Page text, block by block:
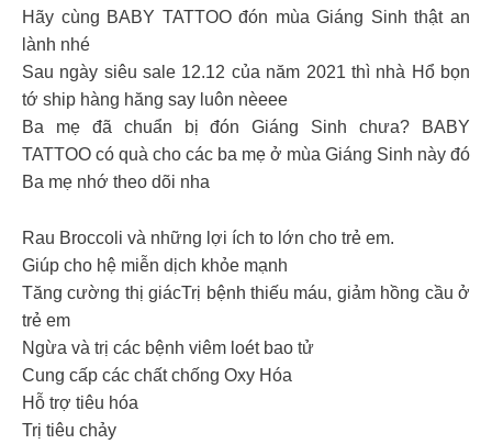
Hãy cùng BABY TATTOO đón mùa Giáng Sinh thật an
lành nhé
Sau ngày siêu sale 12.12 của năm 2021 thì nhà Hổ bọn
tớ ship hàng hăng say luôn nèeee
Ba mẹ đã chuẩn bị đón Giáng Sinh chưa? BABY
TATTOO có quà cho các ba mẹ ở mùa Giáng Sinh này đó
Ba mẹ nhớ theo dõi nha
Rau Broccoli và những lợi ích to lớn cho trẻ em.
Giúp cho hệ miễn dịch khỏe mạnh
Tăng cường thị giácTrị bệnh thiếu máu, giảm hồng cầu ở
trẻ em
Ngừa và trị các bệnh viêm loét bao tử
Cung cấp các chất chống Oxy Hóa
Hỗ trợ tiêu hóa
Trị tiêu chảy